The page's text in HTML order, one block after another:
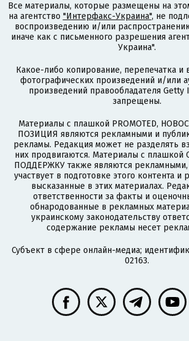
Все материалы, которые размещены на
на агентство "Интерфакс-Украина", не
воспроизведению и/или
иначе как с письменного разрешения
Украина".
Какое-либо копирование, перепечатка и
фотографических произведений и/или
произведений правообладателя Getty
запрещены.
Материалы с плашкой PROMOTED,
ПОЗИЦИЯ являются рекламными и
рекламы. Редакция может не разделять
них продвигаются. Материалы с
ПОДДЕРЖКУ также являются рекламными,
участвует в подготовке этого контента и
высказанные в этих материалах.
ответственности за факты и
обнародованные в рекламных
украинскому законодательству
содержание рекламы несет
Субъект в сфере онлайн-медиа;
02163.